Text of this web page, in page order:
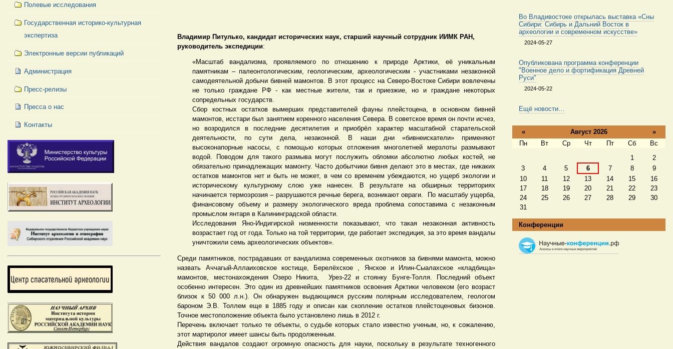
Владимир Питулько, кандидат исторических наук, старший научный сотрудник ИИМК РАН,
руководитель экспедиции:
«Масштаб вандализма, проявляемого по отношению к природе Арктики, её уникальным
памятникам – палеонтологическим, геологическим, археологическим - участниками незаконной
самодеятельной добычи бивней мамонтов. В этот процесс на Северо-Востоке Сибири вовлечены
не только граждане РФ - как местные жители, так и приезжие, но и граждане некоторых
сопредельных государств.
Сбор костных остатков вымерших представителей фауны плейстоцена, в основном бивней
мамонтов, исстари был занятием коренного населения Севера. В советское время он почти исчез,
но возродился в последние десятилетия и приобрёл характер масштабной старательской
деятельности, по сути дела, незаконной. В наши дни «бивнеискатели» применяют
высоконапорные насосы, с помощью которых отложения многолетней мерзлоты размывают
водой. Поводом для такого размыва могут послужить обломки абсолютно любых костей, не
обязательно принадлежащих мамонту. Часто добытчики бивня делают это в местах, где никаких
остатков мамонтов нет и быть не может, в чем со временем убеждаются, но ущерб экологии и
историческому культурному слою уже нанесен. В результате на обширных территориях
начинается термоэрозия – разрушаются речные берега, возникают овраги. По масштабу ущерба,
финансовому объему и размеру экологического вреда проблема сопоставима с незаконным
промыслом янтаря в Калининградской области.
Исследования Яно-Индигирской низменности показывают, что такая незаконная активность
возрастает год от года. Только на той территории, где работает экспедиция, за это время вандалы
уничтожили семь археологических объектов».
Среди памятников, пострадавших от вандализма современных охотников за бивнями мамонта, можно
назвать Аччагый-Аллаиховское костище, Берелёхское , Янское и Илин-Сыалахское «кладбища»
мамонтов, местонахождения Озеро Никита, Урез-22 и стоянку Бунге-Толля. Последний объект
особенно интересен. Это один из древнейших памятников освоения Арктики человеком (его возраст
близок к 50 000 л.н.). Он обнаружен выдающимся русским полярным исследователем, геологом
бароном Э.В. Толлем еще в 1885 году и описан как скопление остатков плейстоценовых бизонов.
Точное местоположение объекта было установлено лишь в 2012 г.
Перечень включает только те объекты, о судьбе которых стало известно ученым, но, к сожалению,
этот мартиролог имеет шансы быть продолженным.
Действия вандалов создают огромную опасность для науки, поскольку в результате техногенного
Полевые исследования
Государственная историко-культурная
экспертиза
Электронные версии публикаций
Администрация
Пресс-релизы
Пресса о нас
Контакты
Во Владивостоке открылась выставка «Сны
Сибири: Сибирь и Дальний Восток в
археологии и современном искусстве»
2024-05-27
Опубликована программа конференции
"Военное дело и фортификация Древней
Руси"
2024-05-22
Ещё новости…
« Август 2026 »
Пн Вт Ср Чт Пт Сб
Вс
1
2
3
4 5 6 7 8
9
10
11 12 13 14 15
16
17
18 19 20 21 22
23
24
25 26 27 28 29
30
31
Конференции